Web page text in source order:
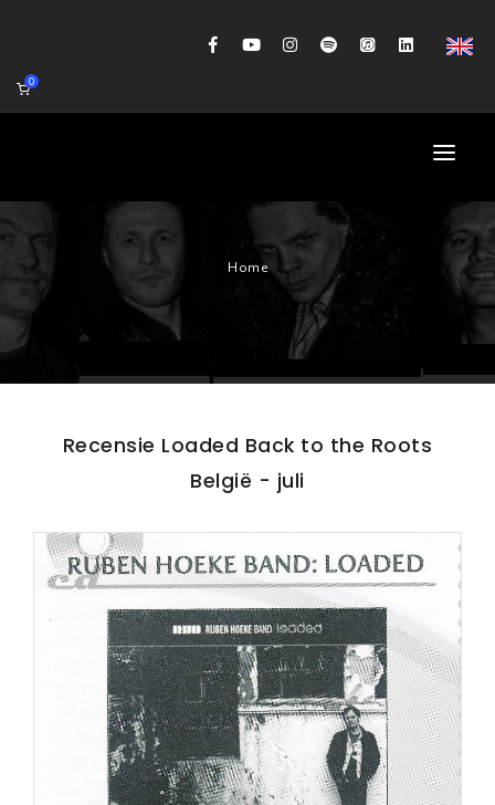
0
BIOGRAFIE
GITAARWORKSHOP
COLUMNS
MEDIA
NIEUWS
GEAR
PRESSKIT
Home
Recensie Loaded Back to the Roots
België - juli